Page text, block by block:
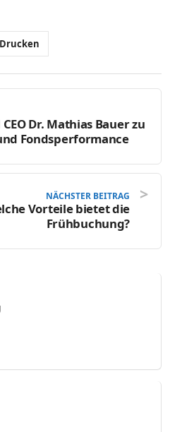
Drucken
Dr. Mathias Bauer zu
Fondsperformance
NÄCHSTER BEITRAG
Vorteile bietet die
Frühbuchung?